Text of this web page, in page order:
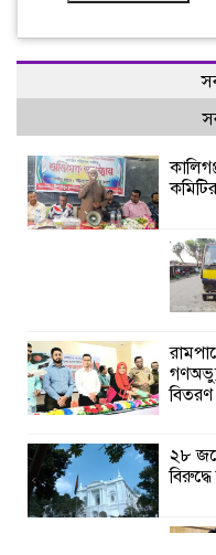
বিতরণ
২৮